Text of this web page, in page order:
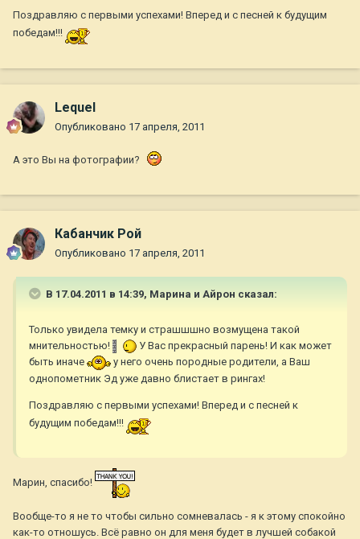
Поздравляю с первыми успехами! Вперед и с песней к будущим
победам!!!
Lequel
Опубликовано 17 апреля, 2011
А это Вы на фотографии?
Кабанчик Рой
Опубликовано 17 апреля, 2011
В 17.04.2011 в 14:39, Марина и Айрон сказал:
Только увидела темку и страшшшно возмущена такой
мнительностью!
У Вас прекрасный парень! И как может
быть иначе
у него очень породные родители, а Ваш
однопометник Эд уже давно блистает в рингах!
Поздравляю с первыми успехами! Вперед и с песней к
будущим победам!!!
Марин, спасибо!
Вообще-то я не то чтобы сильно сомневалась - я к этому спокойно
как-то отношусь. Всё равно он для меня будет в лучшей собакой